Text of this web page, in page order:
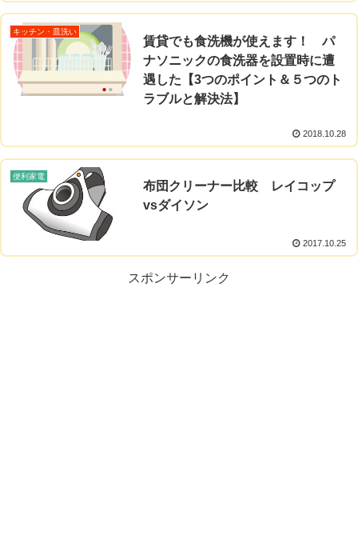
キッチン・皿洗い
賃貸でも食洗機が使えます！ パ
ナソニックの食洗器を設置時に遭
遇した【3つのポイント＆５つのト
ラブルと解決法】
2018.10.28
便利家電
布団クリーナー比較 レイコップ
vsダイソン
2017.10.25
スポンサーリンク